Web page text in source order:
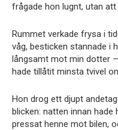
frågade hon lugnt, utan
Rummet verkade frysa i
våg, besticken stannade i
långsamt mot min dotter
hade tillåtit minsta tvivel
Hon drog ett djupt
blicken: natten innan
pressat henne mot bilen,